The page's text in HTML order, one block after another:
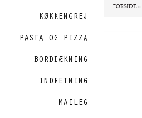
KØKKENGREJ
PASTA OG PIZZA
BORDDÆKNING
INDRETNING
MAILEG
FORSIDE»